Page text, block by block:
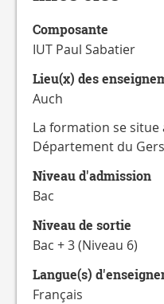
CATALOGUE
FORMATIONS
Composante
IUT Paul Sabatier
Lieu(x) des
Auch
La formation se situe
Département du
Niveau d'admission
Bac
Niveau de sortie
Bac + 3 (Niveau 6)
Langue(s)
Français